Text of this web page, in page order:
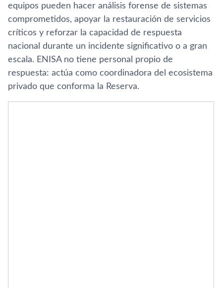
equipos pueden hacer análisis forense de sistemas
comprometidos, apoyar la restauración de servicios
críticos y reforzar la capacidad de respuesta
nacional durante un incidente significativo o a gran
escala. ENISA no tiene personal propio de
respuesta: actúa como coordinadora del ecosistema
privado que conforma la Reserva.